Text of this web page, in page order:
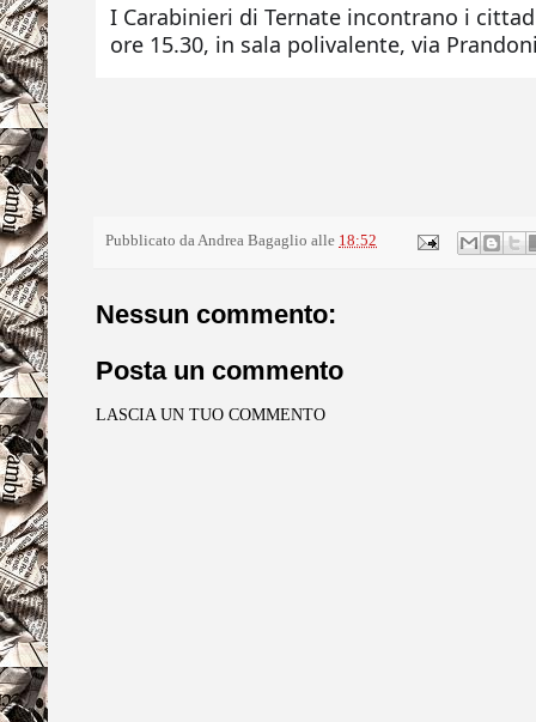
I Carabinieri di Ternate incontrano i
ore 15.30, in sala polivalente, via
Pubblicato daAndrea Bagaglio alle 18:52
Nessun commento:
Posta un commento
LASCIA UN TUO COMMENTO